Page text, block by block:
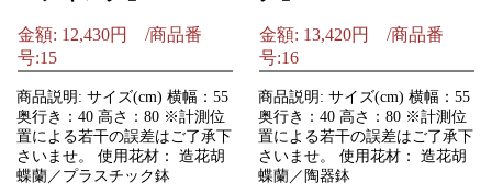
金額: 12,430円 /商品番
号:15
商品説明: サイズ(cm) 横幅：55
奥行き：40 高さ：80 ※計測位
置による若干の誤差はご了承下
さいませ。 使用花材： 造花胡
蝶蘭／プラスチック鉢
金額: 13,420円 /商品番
号:16
商品説明: サイズ(cm) 横幅：55
奥行き：40 高さ：80 ※計測位
置による若干の誤差はご了承下
さいませ。 使用花材： 造花胡
蝶蘭／陶器鉢